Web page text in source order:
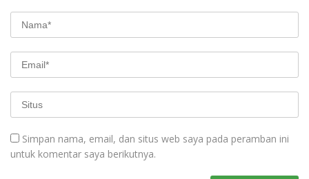
Simpan nama, email, dan situs web saya pada peramban ini
untuk komentar saya berikutnya.